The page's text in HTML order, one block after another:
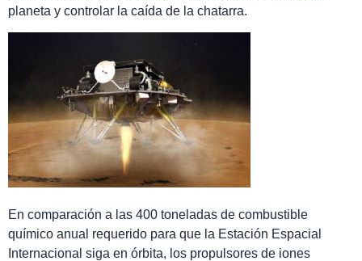
planeta y controlar la caída de la chatarra.
En comparación a las 400 toneladas de combustible
químico anual requerido para que la Estación Espacial
Internacional siga en órbita, los propulsores de iones